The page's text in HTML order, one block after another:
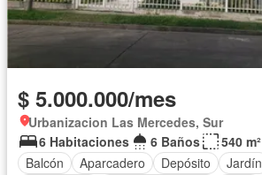
$ 5.000.000/mes
Urbanizacion Las Mercedes, Sur
6 Habitaciones
6 Baños
540 m²
Balcón
Aparcadero Depósito Jardín